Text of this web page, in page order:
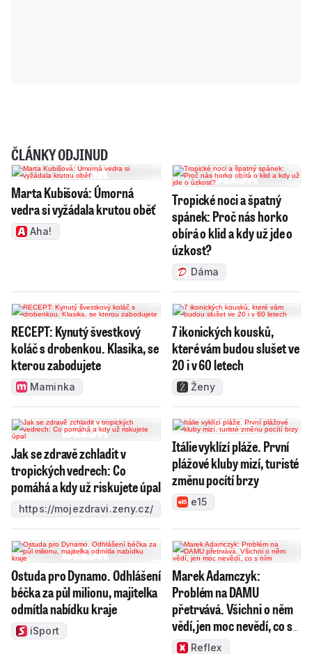
ČLÁNKY ODJINUD
Marta Kubišová: Úmorná
vedra si vyžádala krutou oběť
Aha!
Tropické noci a špatný
spánek: Proč nás horko
obírá o klid a kdy už jde o
úzkost?
Dáma
RECEPT: Kynutý švestkový
koláč s drobenkou. Klasika, se
kterou zabodujete
Maminka
7 ikonických kousků,
které vám budou slušet ve
20 i v 60 letech
Ženy
Jak se zdravě zchladit v
tropických vedrech: Co
pomáhá a kdy už riskujete úpal
https://mojezdravi.zeny.cz/
Itálie vyklízí pláže. První
plážové kluby mizí, turisté
změnu pocítí brzy
e15
Ostuda pro Dynamo. Odhlášení
béčka za půl milionu, majitelka
odmítla nabídku kraje
iSport
Marek Adamczyk:
Problém na DAMU
přetrvává. Všichni o něm
vědí, jen moc nevědí, co s
nímReflex